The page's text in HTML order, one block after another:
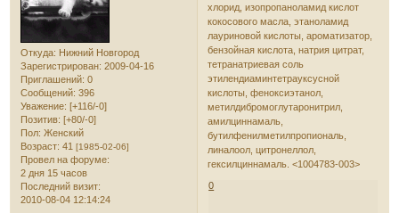
Откуда: Нижний Новгород
Зарегистрирован: 2009-04-16
Приглашений: 0
Сообщений: 396
Уважение: [+116/-0]
Позитив: [+80/-0]
Пол: Женский
Возраст: 41[1985-02-06]
Провел на форуме:
2 дня 15 часов
Последний визит:
2010-08-04 12:14:24
хлорид, изопропаноламид кислот
кокосового масла, этаноламид
лауриновой кислоты, ароматизатор,
бензойная кислота, натрия цитрат,
тетранатриевая соль
этилендиаминтетрауксусной
кислоты, феноксиэтанол,
метилдибромоглутаронитрил,
амилциннамаль,
бутилфенилметилпропиональ,
линалоол, цитронеллол,
гексилциннамаль. <1004783-003>
0